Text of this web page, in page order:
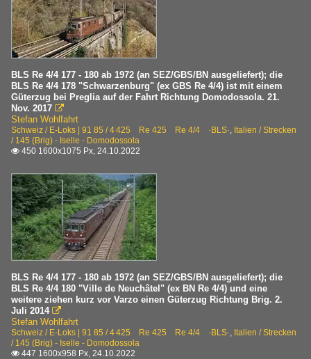
BLS Re 4/4 177 - 180 ab 1972 (an SEZ/GBS/BN ausgeliefert); die
BLS Re 4/4 178 "Schwarzenburg" (ex GBS Re 4/4) ist mit einem
Güterzug bei Preglia auf der Fahrt Richtung Domodossola. 21.
Nov. 2017 
Stefan Wohlfahrt
Schweiz / E-Loks | 91 85 / 4 425 Re 425 Re 4/4 ·BLS·, Italien / Strecken
/ 145 (Brig) - Iselle - Domodossola
 450 1600x1075 Px, 24.10.2022
BLS Re 4/4 177 - 180 ab 1972 (an SEZ/GBS/BN ausgeliefert); die
BLS Re 4/4 180 "Ville de Neuchâtel" (ex BN Re 4/4) und eine
weitere ziehen kurz vor Varzo einen Güterzug Richtung Brig. 2.
Juli 2014 
Stefan Wohlfahrt
Schweiz / E-Loks | 91 85 / 4 425 Re 425 Re 4/4 ·BLS·, Italien / Strecken
/ 145 (Brig) - Iselle - Domodossola
 447 1600x958 Px, 24.10.2022